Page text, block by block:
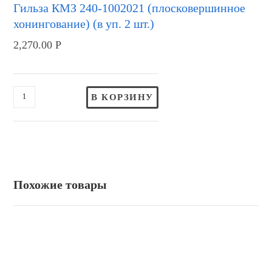
Гильза КМЗ 240-1002021 (плосковершинное
хонингование) (в уп. 2 шт.)
2,270.00Р
В КОРЗИНУ
Похожие товары